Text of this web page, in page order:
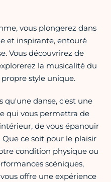
vous plongerez dans
et inspirante, entouré
Vous découvrirez de
la musicalité du
style unique.
qu'une danse, c'est une
qui vous permettra de
de vous épanouir
ce soit pour le plaisir
condition physique ou
scéniques,
offre une expérience